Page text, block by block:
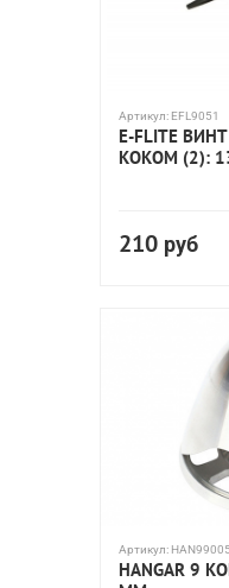
Артикул: EFL9051
E-FLITE
КОКОМ (2):
210 руб
Артикул: HAN99005
HANGAR 9